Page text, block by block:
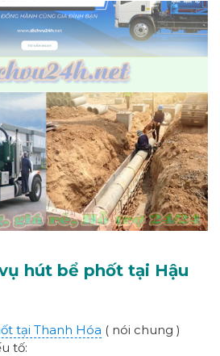
hút bể phốt tại Hậu
tại Thanh Hóa ( nói chung )
tố: